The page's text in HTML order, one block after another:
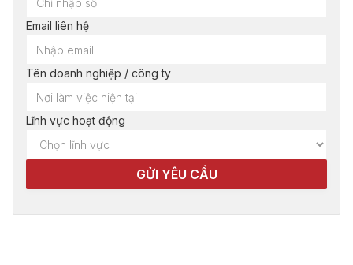
Email liên hệ
Tên doanh nghiệp / công ty
Lĩnh vực hoạt động